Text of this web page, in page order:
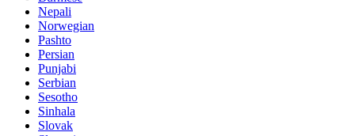
Nepali
Norwegian
Pashto
Persian
Punjabi
Serbian
Sesotho
Sinhala
Slovak